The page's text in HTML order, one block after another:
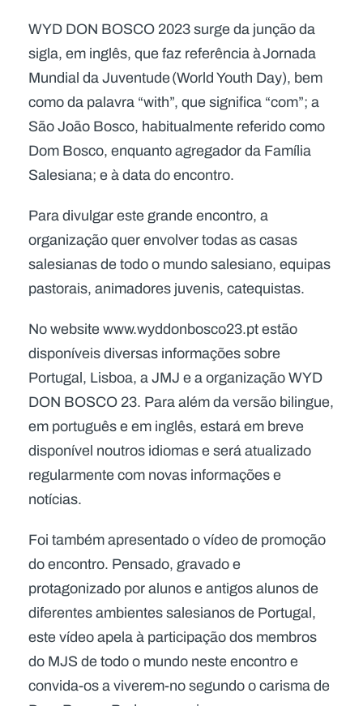
WYD DON BOSCO 2023 surge da junção da
sigla, em inglês, que faz referência à Jornada
Mundial da Juventude (World Youth Day), bem
como da palavra “with”, que significa “com”; a
São João Bosco, habitualmente referido como
Dom Bosco, enquanto agregador da Família
Salesiana; e à data do encontro.
Para divulgar este grande encontro, a
organização quer envolver todas as casas
salesianas de todo o mundo salesiano, equipas
pastorais, animadores juvenis, catequistas.
No website www.wyddonbosco23.pt estão
disponíveis diversas informações sobre
Portugal, Lisboa, a JMJ e a organização WYD
DON BOSCO 23. Para além da versão bilingue,
em português e em inglês, estará em breve
disponível noutros idiomas e será atualizado
regularmente com novas informações e
notícias.
Foi também apresentado o vídeo de promoção
do encontro. Pensado, gravado e
protagonizado por alunos e antigos alunos de
diferentes ambientes salesianos de Portugal,
este vídeo apela à participação dos membros
do MJS de todo o mundo neste encontro e
convida-os a viverem-no segundo o carisma de